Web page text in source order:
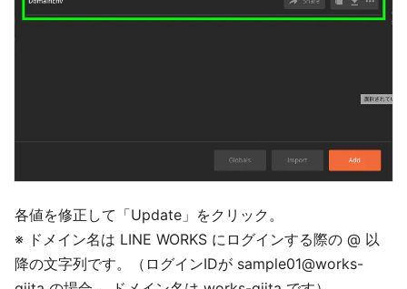
各値を修正して「Update」をクリック。
※ ドメイン名は LINE WORKS にログインする際の @ 以
降の文字列です。（ログインIDが sample01@works-